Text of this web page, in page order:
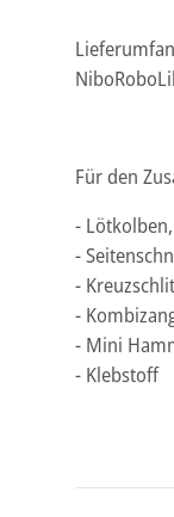
Für den
-
-
-
-
- Mini
- Klebstoff